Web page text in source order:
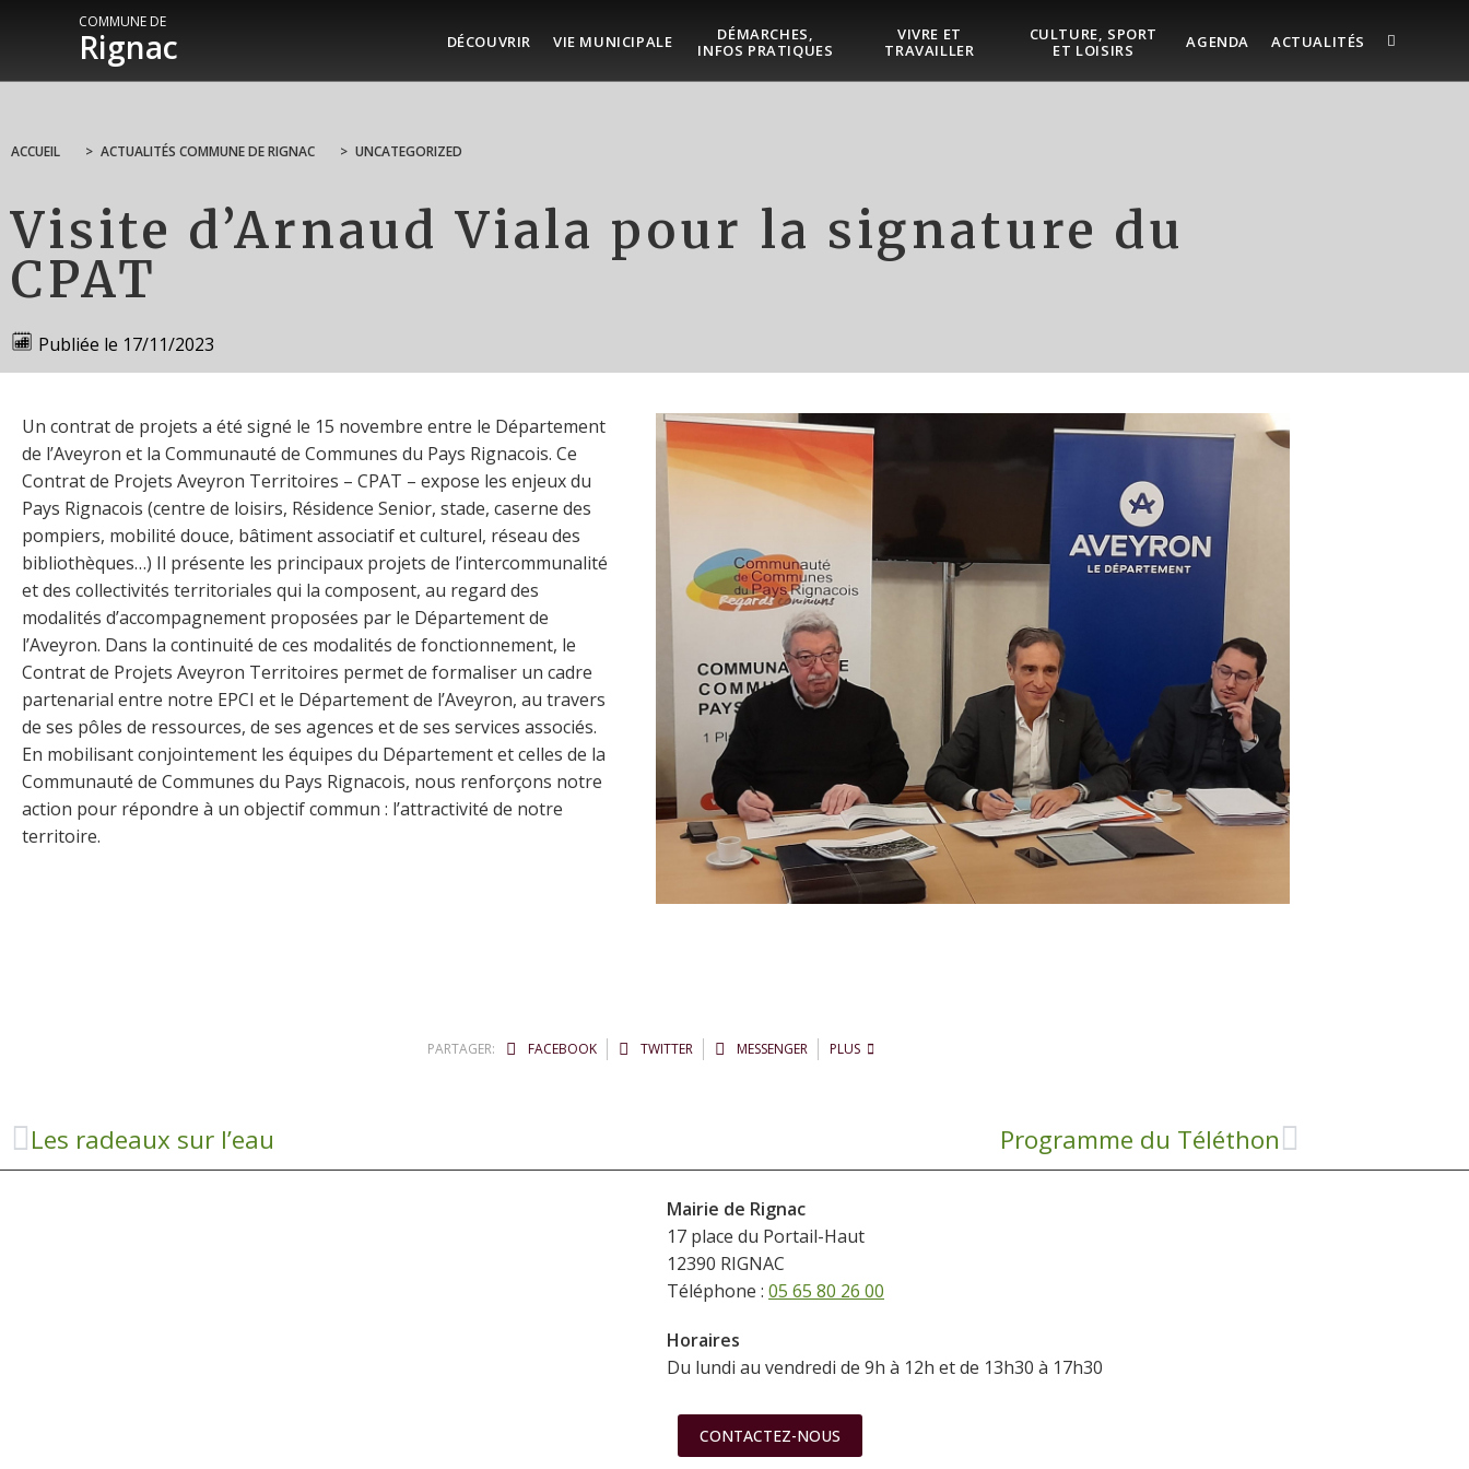
COMMUNE DE
Rignac DÉCOUVRIR VIE MUNICIPALE
DÉMARCHES,
INFOS PRATIQUES
VIVRE ET
TRAVAILLER
CULTURE, SPORT
ET LOISIRS
AGENDA ACTUALITÉS
ACCUEIL > ACTUALITÉS COMMUNE DE RIGNAC > UNCATEGORIZED
Visite d’Arnaud Viala pour la signature du
CPAT
Publiée le 17/11/2023
Un contrat de projets a été signé le 15 novembre entre le Département
de l’Aveyron et la Communauté de Communes du Pays Rignacois. Ce
Contrat de Projets Aveyron Territoires – CPAT – expose les enjeux du
Pays Rignacois (centre de loisirs, Résidence Senior, stade, caserne des
pompiers, mobilité douce, bâtiment associatif et culturel, réseau des
bibliothèques…) Il présente les principaux projets de l’intercommunalité
et des collectivités territoriales qui la composent, au regard des
modalités d’accompagnement proposées par le Département de
l’Aveyron. Dans la continuité de ces modalités de fonctionnement, le
Contrat de Projets Aveyron Territoires permet de formaliser un cadre
partenarial entre notre EPCI et le Département de l’Aveyron, au travers
de ses pôles de ressources, de ses agences et de ses services associés.
En mobilisant conjointement les équipes du Département et celles de la
Communauté de Communes du Pays Rignacois, nous renforçons notre
action pour répondre à un objectif commun : l’attractivité de notre
territoire.
PARTAGER: FACEBOOK TWITTER MESSENGER PLUS
Les radeaux sur l’eau Programme du Téléthon
Mairie de Rignac
17 place du Portail-Haut
12390 RIGNAC
Téléphone : 05 65 80 26 00
Horaires
Du lundi au vendredi de 9h à 12h et de 13h30 à 17h30
CONTACTEZ-NOUS